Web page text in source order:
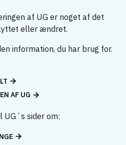
af UG er noget af det
eller ændret.
information, du har brug for.
AF UG
UG´s sider om: